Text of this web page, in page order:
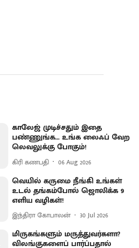
காலேஜ் முடிச்சதும் இதை
பண்ணுங்க... உங்க லைஃப் வேற
லெவலுக்கு போகும்!
கிரி கணபதி 06 Aug 2026
வெயில் கருமை நீங்கி உங்கள்
உடல் தங்கம்போல் ஜொலிக்க 9
எளிய வழிகள்!
இந்திரா கோபாலன் 30 Jul 2026
மிருகங்களும் மருத்துவர்களா?
விலங்குகளைப் பார்ப்பதால்